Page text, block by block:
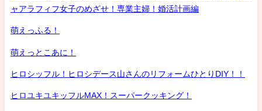
ャアラフィフ女子のめざせ！専業主婦！婚活計画編
萌えっふる！
萌えっとこあに！
ヒロシッフル！ヒロシデース山さんのリフォームひとりDIY！！
ヒロユキユキッフルMAX！スーパークッキング！